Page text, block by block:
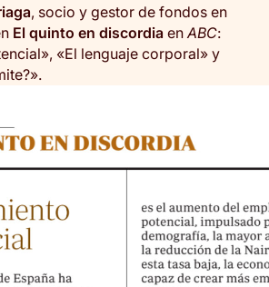
, socio y gestor de fondos en
El quinto en discordia en ABC:
«El lenguaje corporal» y